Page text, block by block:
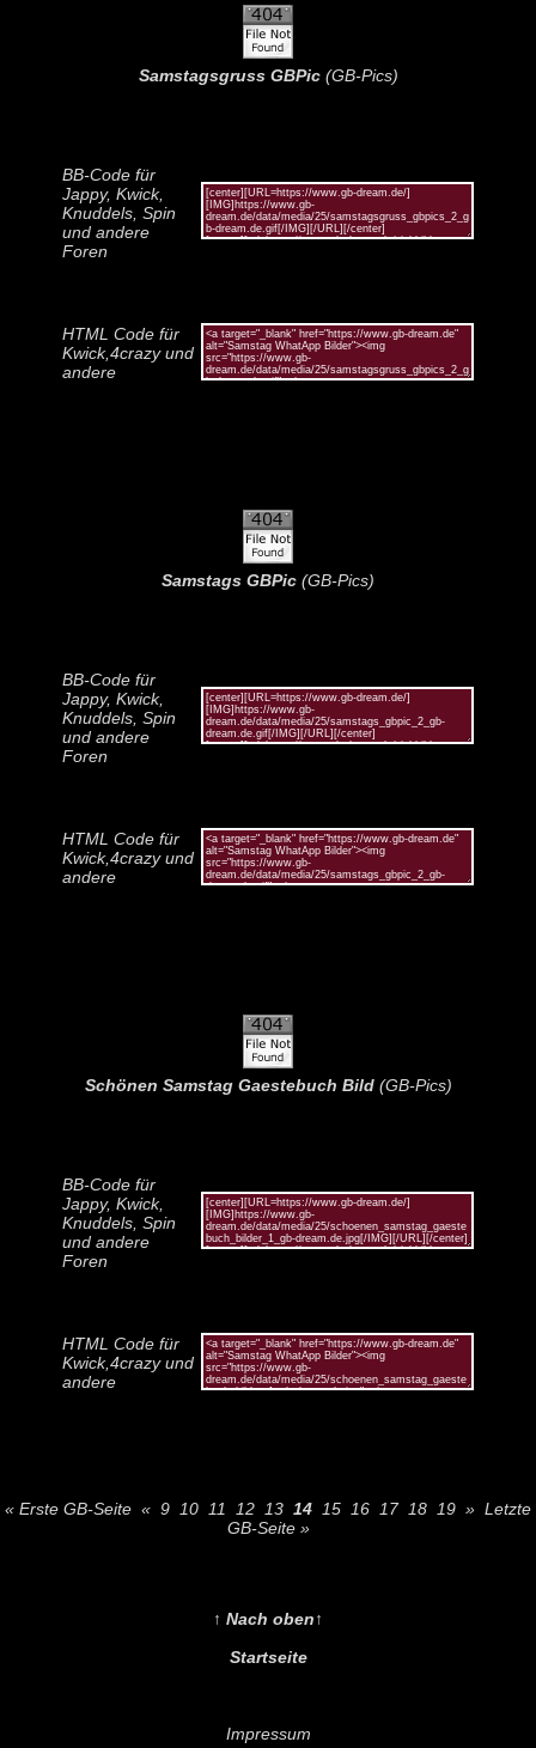
Samstagsgruss GBPic(GB-Pics)
BB-Code für
Jappy, Kwick,
Knuddels, Spin
und andere
Foren
HTML Code für
Kwick,4crazy und
andere
Samstags GBPic (GB-Pics)
BB-Code für
Jappy, Kwick,
Knuddels, Spin
und andere
Foren
HTML Code für
Kwick,4crazy und
andere
Schönen Samstag Gaestebuch Bild(GB-Pics)
BB-Code für
Jappy, Kwick,
Knuddels, Spin
und andere
Foren
HTML Code für
Kwick,4crazy und
andere
« Erste GB-Seite « 9 10 11 12 13 14 15 16 17 18 19 » Letzte
GB-Seite »
↑ Nach oben↑
Startseite
Impressum